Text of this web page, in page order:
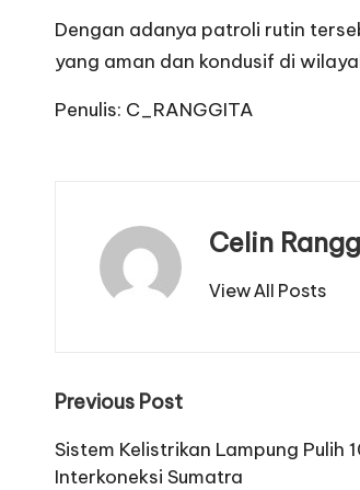
Dengan adanya patroli rutin
yang aman dan kondusif di
Penulis: C_RANGGITA
Celin
View All Posts
Post
navigation
Previous Post
Sistem Kelistrikan Lampung Pulih
Interkoneksi Sumatra